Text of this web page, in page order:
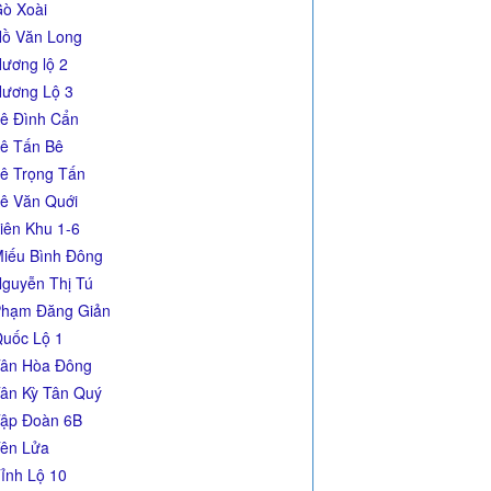
Xoài
Văn Long
lộ 2
Lộ 3
Đình Cẩn
Tấn Bê
Trọng Tấn
Văn Quới
Khu 1-6
Bình Đông
Thị Tú
Đăng Giản
Lộ 1
Hòa Đông
Kỳ Tân Quý
Đoàn 6B
Lửa
Lộ 10